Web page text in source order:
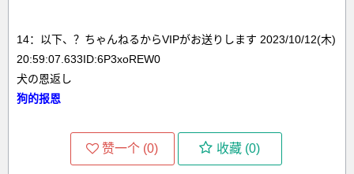
14：以下、？ちゃんねるからVIPがお送りします 2023/10/12(木)
20:59:07.633ID:6P3xoREW0
犬の恩返し
狗的报恩
赞一个 (0) 收藏 (0)